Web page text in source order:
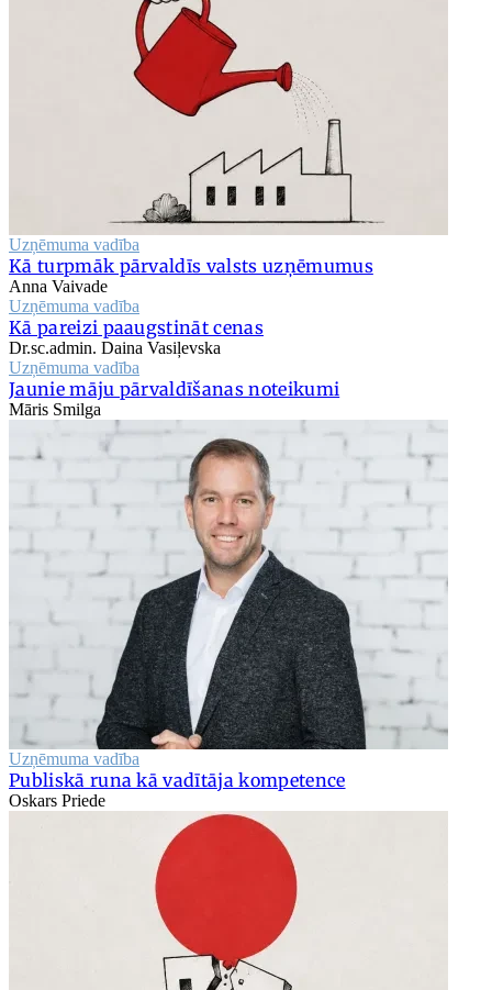
Uzņēmuma vadība
Kā turpmāk pārvaldīs valsts uzņēmumus
Anna Vaivade
Uzņēmuma vadība
Kā pareizi paaugstināt cenas
Dr.sc.admin. Daina Vasiļevska
Uzņēmuma vadība
Jaunie māju pārvaldīšanas noteikumi
Māris Smilga
Uzņēmuma vadība
Publiskā runa kā vadītāja kompetence
Oskars Priede